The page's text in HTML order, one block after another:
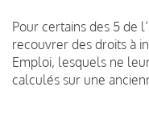
Pour certains des 5 de
recouvrer des droits à
Emploi, lesquels ne
calculés sur une